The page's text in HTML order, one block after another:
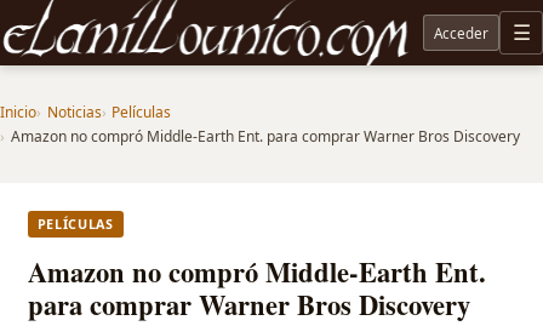
Noticias sobre Tolkien: El Señor de los Anillos, Los Anillos de Poder, La Caza de Gollum, la
Acceder
Inicio Noticias Películas
Amazon no compró Middle-Earth Ent. para comprar Warner Bros Discovery
PELÍCULAS
Amazon no compró Middle-Earth Ent.
para comprar Warner Bros Discovery